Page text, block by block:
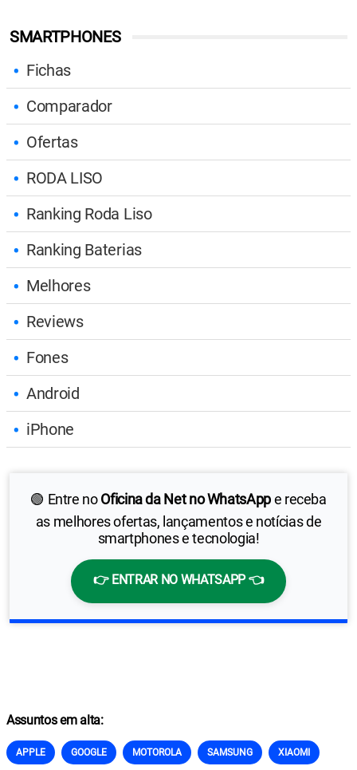
SMARTPHONES
Fichas
Comparador
Ofertas
RODA LISO
Ranking Roda Liso
Ranking Baterias
Melhores
Reviews
Fones
Android
iPhone
🟢 Entre noOficina da Net no WhatsAppe receba
as melhores ofertas, lançamentos e notícias de
smartphones e tecnologia!
👉 ENTRAR NO WHATSAPP 👈
Assuntos em alta:
APPLE GOOGLE MOTOROLA SAMSUNG XIAOMI